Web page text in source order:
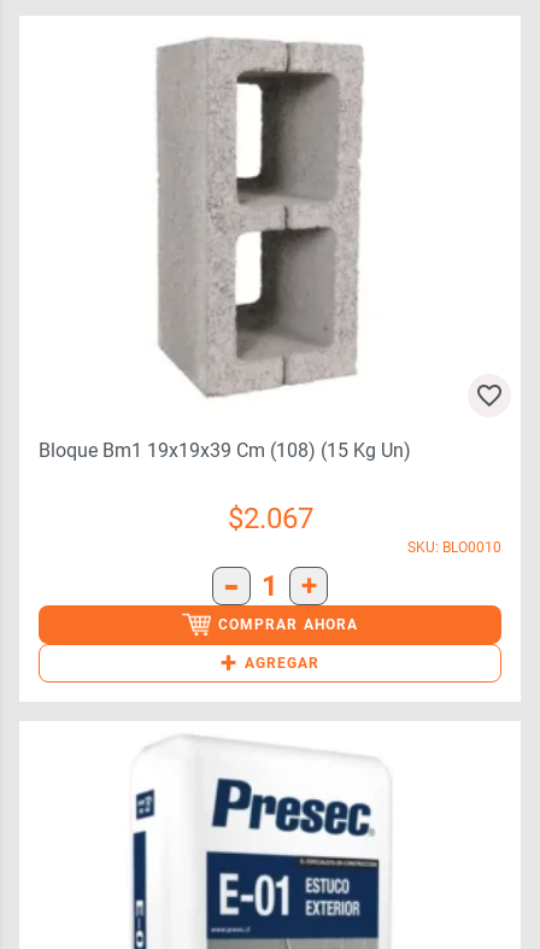
Bloque Bm1 19x19x39 Cm (108) (15 Kg Un)
$2.067
SKU: BLO0010
- 1 +
COMPRAR AHORA
+ AGREGAR